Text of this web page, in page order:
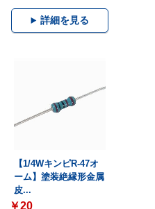
詳細を見る
【1/4WキンピR-47オ
ーム】塗装絶縁形金属
皮...
￥20